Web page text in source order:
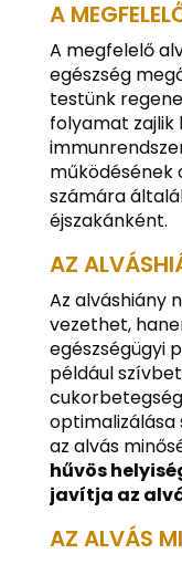
A
A megfelelő
egészség
testünk
folyamat zajlik
működésének
számára
éjszakánként.
AZ
Az alváshiány
vezethet,
egészségügyi
például
optimalizálása
az alvás
hűvös
javítja az
AZ ALVÁS